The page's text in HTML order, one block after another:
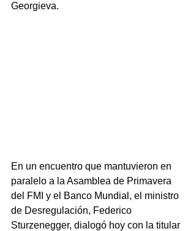
Georgieva.
En un encuentro que mantuvieron en
paralelo a la Asamblea de Primavera
del FMI y el Banco Mundial, el ministro
de Desregulación, Federico
Sturzenegger, dialogó hoy con la titular